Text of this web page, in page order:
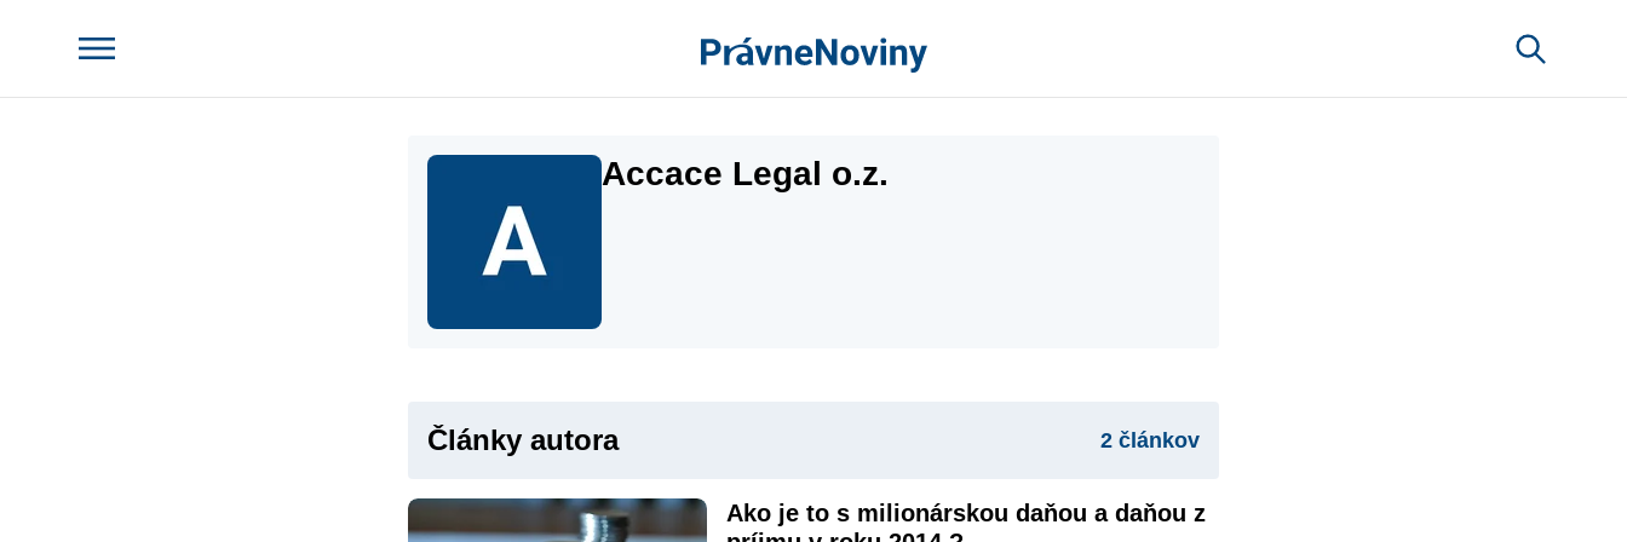
Accace Legal o.z.
Články autora 2 článkov
Ako je to s milionárskou daňou a daňou z